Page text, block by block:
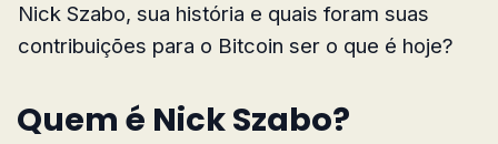
Nick Szabo, sua história e quais foram suas
contribuições para o Bitcoin ser o que é hoje?
Quem é Nick Szabo?